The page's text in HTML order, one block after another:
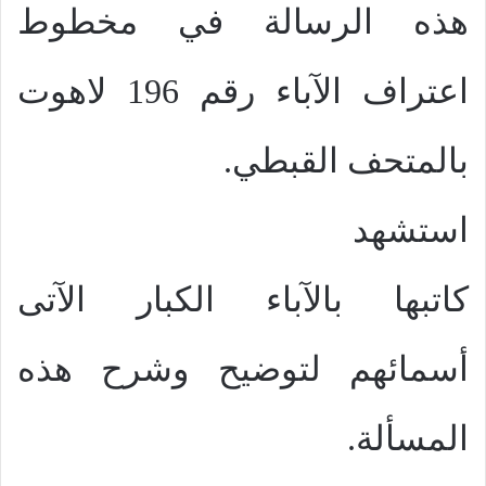
هذه الرسالة في مخطوط
اعتراف الآباء رقم 196 لاهوت
بالمتحف القبطي.
استشهد
كاتبها بالآباء الكبار الآتى
أسمائهم لتوضيح وشرح هذه
المسألة.